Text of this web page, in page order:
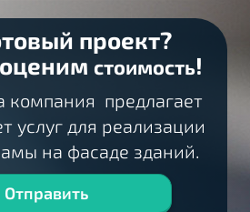
проект?
стоимость!
компания предлагает
услуг для реализации
на фасаде зданий.
Отправить